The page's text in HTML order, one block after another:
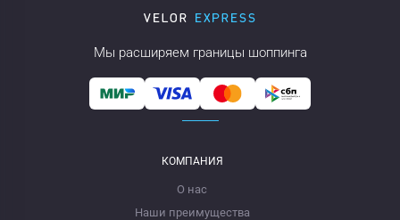
Мы расширяем границы шоппинга
КОМПАНИЯ
О нас
Наши преимущества